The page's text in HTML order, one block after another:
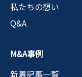
私たちの想い
Q&A
M&A事例
新着記事一覧